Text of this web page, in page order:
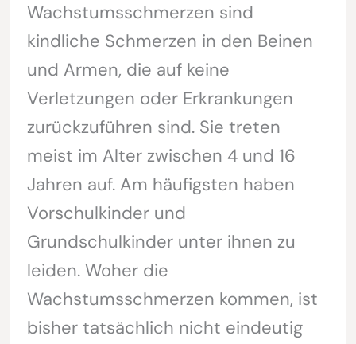
Wachstumsschmerzen sind
kindliche Schmerzen in den Beinen
und Armen, die auf keine
Verletzungen oder Erkrankungen
zurückzuführen sind. Sie treten
meist im Alter zwischen 4 und 16
Jahren auf. Am häufigsten haben
Vorschulkinder und
Grundschulkinder unter ihnen zu
leiden. Woher die
Wachstumsschmerzen kommen, ist
bisher tatsächlich nicht eindeutig